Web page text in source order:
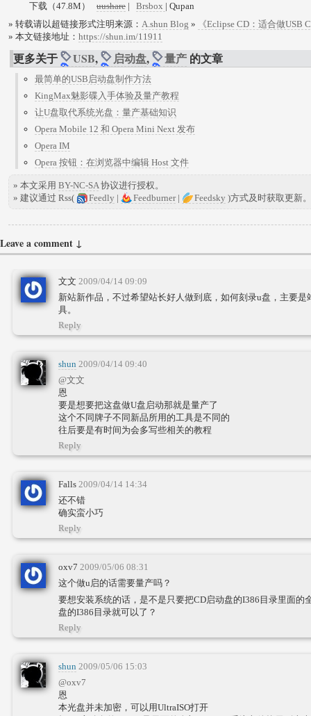
下载（47.8M） uushare | Brsbox | Qupan
» 转载请以超链接形式注明来源： A.shun Blog »
《Eclipse CD：适合做USB
» 本文链接地址： https://shun.im/11911
更多关于 USB, 启动盘, 量产 的文章
最简单的USB启动盘制作方法
KingMax魅影碟入手体验及量产教程
让U盘取代系统光盘：量产基础知识
Opera Mobile 12 和 Opera Mini Next 发布
Opera IM
Opera 按钮：在浏览器中编辑 Host 文件
» 本文采用 BY-NC-SA协议进行授权。
» 建议通过 Rss(
Feedly | Feedburner| Feedsky )方式及时获取更新。
Leave a comment ↓
文文 2009/04/14 09:09
新站新作品，不过希望站长好人做到底，如何刻录u盘，主要
具。
Reply
shun 2009/04/14 09:40
@文文
恩
要是想要把这盘做U盘启动那就是量产了
这个不同牌子不同新品所用的工具是不同的
往后要是有时间为会多写些相关的教程
Reply
Falls 2009/04/14 14:34
还不错
确实蛮小巧
Reply
oxv7 2009/05/06 08:31
这个做u启的话需要量产吗？
要想安装系统的话，是不是只要把CD启动盘的I386目录里面的
盘的I386目录就可以了？
Reply
shun 2009/05/06 15:03
@oxv7
恩
本光盘并未加密，可以用UltraISO打开